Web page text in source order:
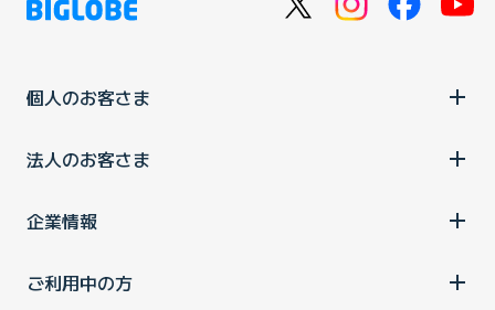
個人のお客さま
法人のお客さま
企業情報
ご利用中の方